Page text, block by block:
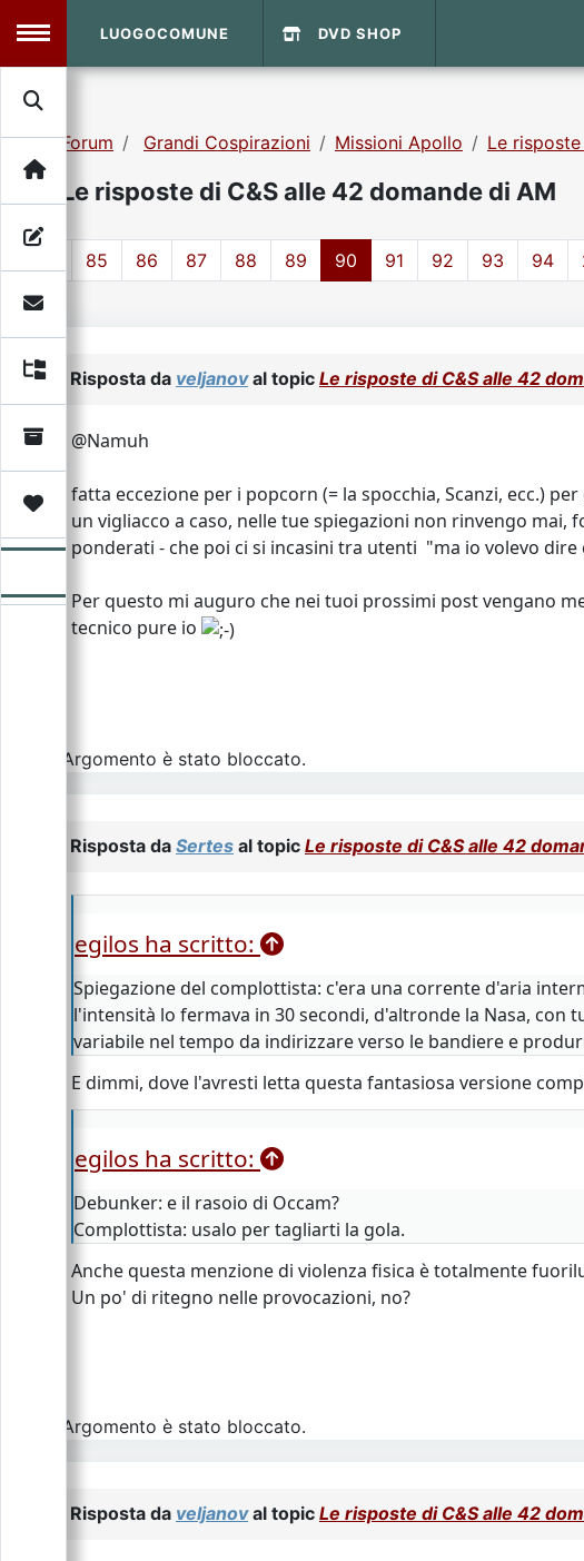
MENU
Search
DVD Shop
Info Sito
Login
Vecchio Sito
Archivio
Video
Forum
Donazione
LUOGOCOMUNE DVD SHOP
Forum Grandi Cospirazioni Missioni Apollo Le
Le risposte di C&S alle 42 domande di AM
85 86 87 88 89 90 91 92 93 94
Risposta da veljanoval topic Le risposte di C&S alle 42
@Namuh
fatta eccezione per i popcorn (= la spocchia, Scanzi, ecc.)
un vigliacco a caso, nelle tue spiegazioni non rinvengo
ponderati - che poi ci si incasini tra utenti "ma io volevo
Per questo mi auguro che nei tuoi prossimi post vengano
tecnico pure io
L\'Argomento è stato bloccato.
Risposta da Sertes al topic Le risposte di C&S alle 42
egilos ha scritto:
Spiegazione del complottista: c'era una corrente d'aria
l'intensità lo fermava in 30 secondi, d'altronde la Nasa,
variabile nel tempo da indirizzare verso le bandiere e
E dimmi, dove l'avresti letta questa fantasiosa versione
egilos ha scritto:
Debunker: e il rasoio di Occam?
Complottista: usalo per tagliarti la gola.
Anche questa menzione di violenza fisica è totalmente
Un po' di ritegno nelle provocazioni, no?
L\'Argomento è stato bloccato.
Risposta da veljanoval topic Le risposte di C&S alle 42